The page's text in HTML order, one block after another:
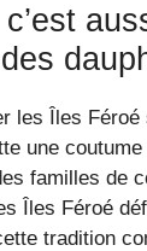
les Îles
une
familles de
Îles Féroé
tradition